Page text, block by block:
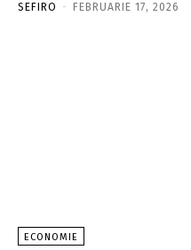
SEFIRO - FEBRUARIE 17, 2026
ECONOMIE